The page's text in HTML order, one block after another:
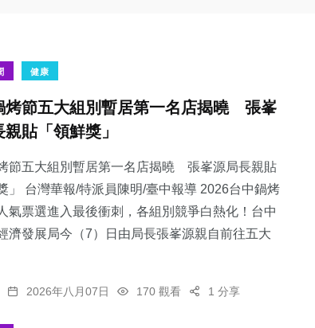
健康
烤節五大組別暫居第一名店揭曉 張峯
貼「領鮮獎」
節五大組別暫居第一名店揭曉 張峯源局長親貼
」 台灣華報/特派員陳明/臺中報導 2026台中鍋烤
氣票選進入最後衝刺，各組別競爭白熱化！台中
濟發展局今（7）日由局長張峯源親自前往五大
2026年八月07日 170 觀看 1 分享